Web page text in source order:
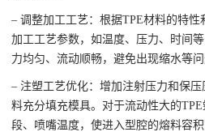
– 调整加工工艺：根据TPE材料的特
加工工艺参数，如温度、压力、时间
力均匀、流动顺畅，避免出现缩水等问
– 注塑工艺优化：增加注射压力和保
料充分填充模具。对于流动性大的
段、喷嘴温度，使进入型腔的熔料容